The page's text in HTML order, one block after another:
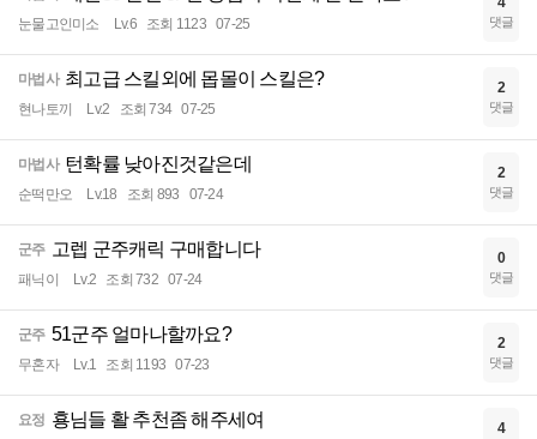
눈물고인미소 Lv.6 조회 1123 07-25 댓글
마법사 최고급 스킬외에 몹몰이 스킬은?
현나토끼 Lv.2 조회 734 07-25
2
댓글
마법사 턴확률 낮아진것같은데
순떡만오 Lv.18 조회 893 07-24
2
댓글
군주 고렙 군주캐릭 구매합니다
패닉이 Lv.2 조회 732 07-24
0
댓글
군주 51군주 얼마나할까요?
무혼자 Lv.1 조회 1193 07-23
2
댓글
요정 횽님들 활 추천좀 해주세여 4